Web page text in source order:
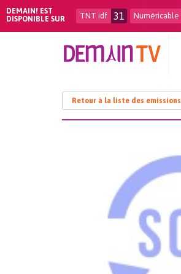
DEMAIN! EST
DISPONIBLE SUR
TNT idf 31 Numéricable
Retour à la liste des emissions